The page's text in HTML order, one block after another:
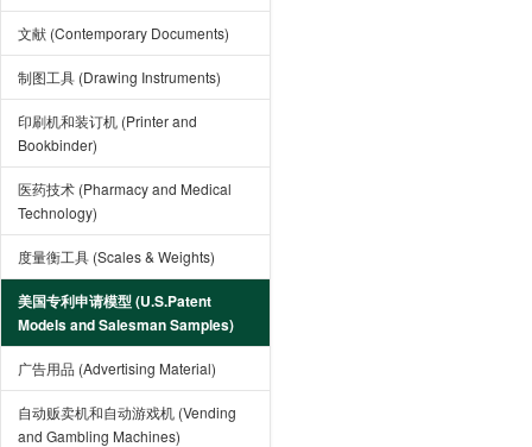
文献 (Contemporary Documents)
制图工具 (Drawing Instruments)
印刷机和装订机 (Printer and
Bookbinder)
医药技术 (Pharmacy and Medical
Technology)
度量衡工具 (Scales & Weights)
美国专利申请模型 (U.S.Patent
Models and Salesman Samples)
广告用品 (Advertising Material)
自动贩卖机和自动游戏机 (Vending
and Gambling Machines)